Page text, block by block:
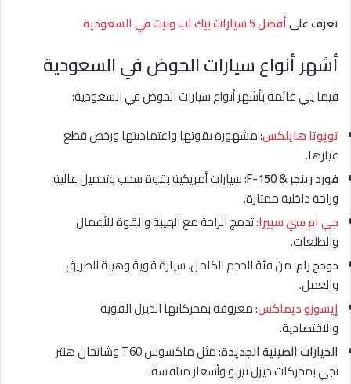
تعرف علىأفضل 5 سيارات بيك اب ونيت في السعودية
أشهر أنواع سيارات الحوض في السعودية
فيما يلي قائمة بأشهر أنواع سيارات الحوض في السعودية:
تويوتا هايلكس: مشهورة بقوتها واعتماديتها ورخص قطع
غيارها.
فورد رينجر & F-150
: سيارات أمريكية بقوة سحب وتحميل عالية،
وراحة داخلية ممتازة.
جي ام سي سييرا: تدمج الراحة مع الهيبة والقوة للأعمال
والطلعات.
دودج رام: من فئة الحجم الكامل، سيارة قوية وهيبة للطريق
والعمل.
إيسوزو ديماكس: معروفة بمحركاتها الديزل القوية
والاقتصادية.
الخيارات الصينية الجديدة
: مثل ماكسوس T60 وشانجان هنتر
تجي بمحركات ديزل تيربو وأسعار منافسة.